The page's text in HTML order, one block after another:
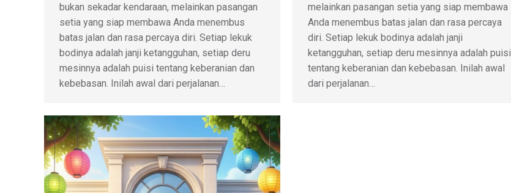
melainkan pasangan setia yang siap membawa
Anda menembus batas jalan dan rasa percaya
diri. Setiap lekuk bodinya adalah janji
ketangguhan, setiap deru mesinnya adalah puisi
tentang keberanian dan kebebasan. Inilah awal
dari perjalanan…
bukan sekadar kendaraan, melainkan pasangan
setia yang siap membawa Anda menembus
batas jalan dan rasa percaya diri. Setiap lekuk
bodinya adalah janji ketangguhan, setiap deru
mesinnya adalah puisi tentang keberanian dan
kebebasan. Inilah awal dari perjalanan…